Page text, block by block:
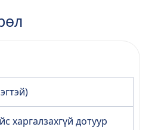
харгалзахгүй дотуур